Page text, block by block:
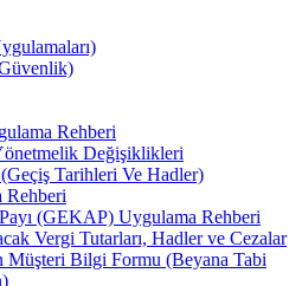
Rehberi
Değişiklikleri
Tarihleri Ve Hadler)
Rehberi
(GEKAP) Uygulama Rehberi
Vergi Tutarları, Hadler ve Cezalar
Müşteri Bilgi Formu (Beyana Tabi